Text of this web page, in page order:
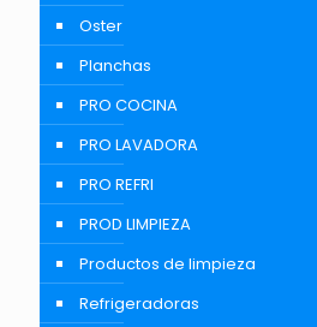
Oster
Planchas
PRO COCINA
PRO LAVADORA
PRO REFRI
PROD LIMPIEZA
Productos de limpieza
Refrigeradoras